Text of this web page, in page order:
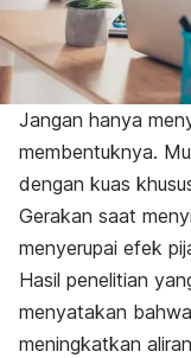
Jangan hanya
membentuknya.
dengan kuas
Gerakan saat
menyerupai efek
Hasil penelitian
menyatakan
meningkatkan